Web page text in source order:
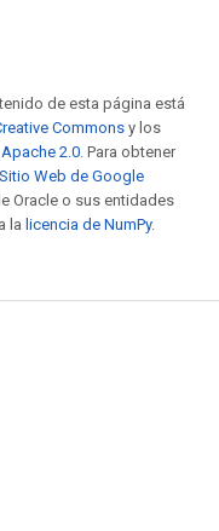
de esta página está
Commons y los
2.0. Para obtener
Web de Google
Oracle o sus entidades
la licencia de NumPy.